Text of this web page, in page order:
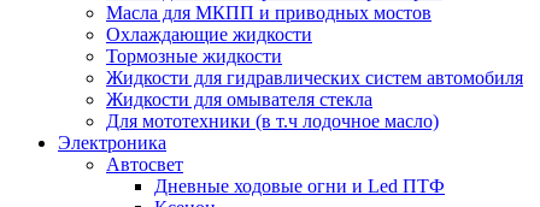
Масла для МКПП и приводных мостов
Охлаждающие жидкости
Тормозные жидкости
Жидкости для гидравлических систем автомобиля
Жидкости для омывателя стекла
Для мототехники (в т.ч лодочное масло)
Электроника
Автосвет
Дневные ходовые огни и Led ПТФ